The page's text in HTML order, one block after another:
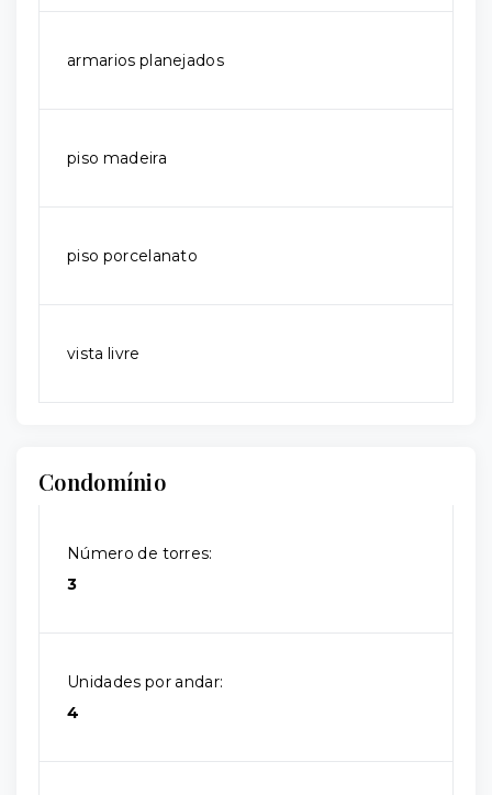
armarios planejados
piso madeira
piso porcelanato
vista livre
Condomínio
Número de torres:
3
Unidades por andar:
4